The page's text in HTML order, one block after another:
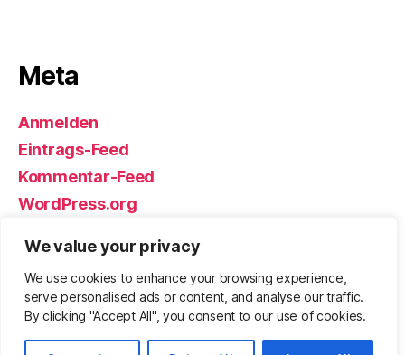
We value your privacy
We use cookies to enhance your browsing experience,
serve personalised ads or content, and analyse our traffic.
By clicking "Accept All", you consent to our use of cookies.
Meta
Anmelden
Eintrags-Feed
Kommentar-Feed
WordPress.org
© 2026Björn Eickhoff – Der Blog
rund um Messer, Equipment und ums
Überleben
Nach oben